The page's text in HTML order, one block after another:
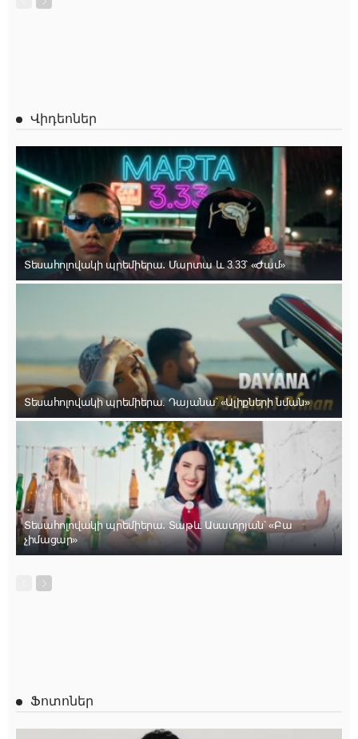
Վիդեոներ
Տեսահոլովակի պրեմիերա․ Մարտա և 3.33՝ «Ժամ»
Տեսահոլովակի պրեմիերա. Դայանա՝ «Ալիքների նման»
Տեսահոլովակի պրեմիերա․ Տաթև Ասատրյան՝ «Բա
չիմացար»
Ֆոտոներ